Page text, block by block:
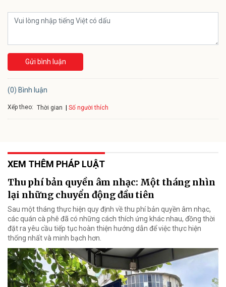
Gửi bình luận
(0) Bình luận
Xếp theo: Thời gian Số người thích
XEM THÊM PHÁP LUẬT
Thu phí bản quyền âm nhạc: Một tháng nhìn
lại những chuyển động đầu tiên
Sau một tháng thực hiện quy định về thu phí bản quyền âm nhạc,
các quán cà phê đã có những cách thích ứng khác nhau, đồng thời
đặt ra yêu cầu tiếp tục hoàn thiện hướng dẫn để việc thực hiện
thống nhất và minh bạch hơn.